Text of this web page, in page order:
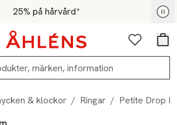
25% på hårvård*
medlemmar - Shoppa nu
Favoriter
& klockor / Ringar / Petite Drop